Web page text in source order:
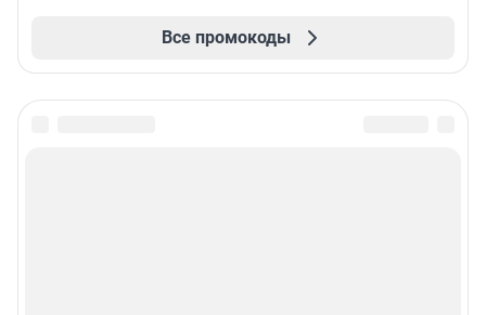
Все промокоды